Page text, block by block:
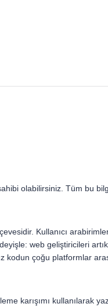
olabilirsiniz. Tüm bu
Kullanıcı
web geliştiricileri
kodun çoğu platformlar
karışımı kullanılarak